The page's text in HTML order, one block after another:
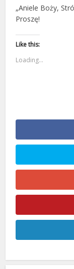
„Aniele Boży,
Proszę!
Like this:
Loading...